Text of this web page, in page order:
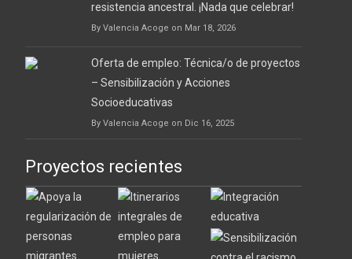
resistencia ancestral. ¡Nada que celebrar!
By Valencia Acoge on Mar 18, 2026
Oferta de empleo: Técnica/o de proyectos
– Sensibilización y Acciones
Socioeducativas
By Valencia Acoge on Dic 16, 2025
Proyectos recientes